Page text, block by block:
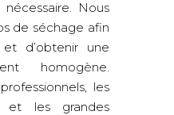
Nous
de séchage afin
d’obtenir une
homogène.
les
et les grandes